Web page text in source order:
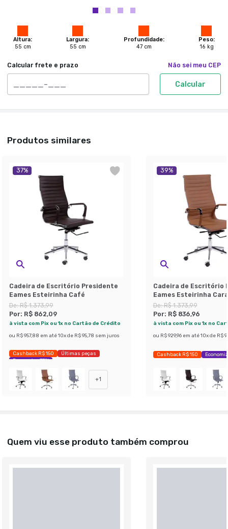
Altura:
55 cm
Largura:
55 cm
Profundidade:
47cm
Peso:
16 kg
Calcular frete e prazo Não sei meu CEP
Calcular
Produtos similares
37%
Cadeira de Escritório Presidente
Eames Esteirinha Café
De:R$ 1.373,99
Por: R$ 862,09
à vista com Pix ou 1x no Cartão de Crédito
ou R$ 957,88 em até 10x de R$ 95,78 sem juros
Cashback R$ 150
Últimas peças
Economize 37%
+1
39%
Cadeira de Escritório
Eames Esteirinha
De:R$ 1.373,99
Por: R$ 836,96
à vista com Pix ou 1x no
ou R$ 929,96 em até 10x de R$
Cashback R$ 150
Quem viu esse produto também comprou